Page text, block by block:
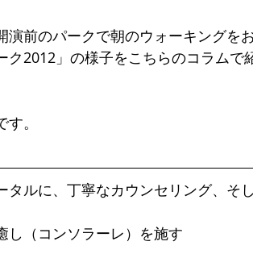
演前のパークで朝のウォーキングを
ク2012」の様子をこちらのコラム
。
タルに、丁寧なカウンセリング、そ
し（コンソラーレ）を施す